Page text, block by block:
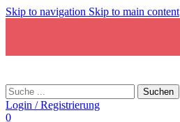
Skip to navigation Skip to main content
Suchen
Login / Registrierung
0